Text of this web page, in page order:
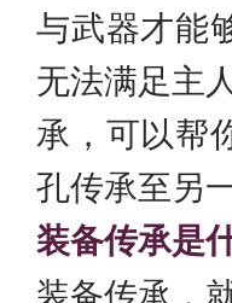
与武器才能
无法满足主
承，可以帮
孔传承至另
装备传承是
装备传承，